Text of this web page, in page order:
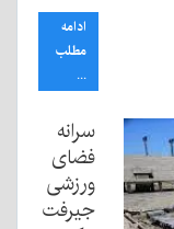
ادامه
مطلب
...
سرانه
فضای
ورزشی
جیرفت